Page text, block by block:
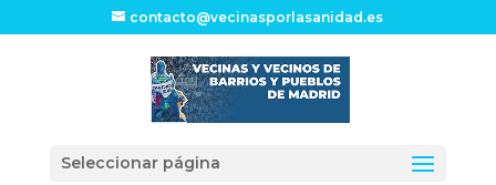
contacto@vecinasporlasanidad.es
Seleccionar página